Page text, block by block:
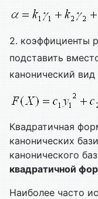
2. коэффициенты
подставить
канонический
Квадратичная
канонических
канонического
квадратичной
Наиболее часто